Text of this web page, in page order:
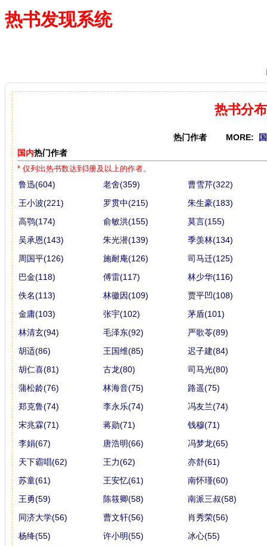
热书发现系统
热书分布
热门作者 MORE:
国内热门作者
* 仅列出热书数达到3册及以上的作者。
鲁迅(604) 老舍(359)
曹雪芹(322)
王小波(221)
罗贯中(215)
朱生豪(183)
高鹗(174)
俞敏洪(155)
莫言(155)
吴承恩(143)
朱光潜(139)
季羡林(134)
周国平(126)
施耐庵(126)
司马迁(125)
巴金(118)
傅雷(117)
林少华(116)
佚名(113)
林徽因(109)
贾平凹(108)
金庸(103)
张宇(102)
茅盾(101)
林清玄(94)
毛泽东(92)
严歌苓(89)
胡适(86)
王国维(85)
迟子建(84)
胡仁喜(81)
古龙(80)
司马光(80)
蒲松龄(76)
林海音(75)
路遥(75)
郑克鲁(74)
李永乐(74)
冯友兰(74)
宋兆霖(71)
蒋勋(71)
钱穆(71)
李娟(67)
唐浩明(66)
冯梦龙(65)
天下霸唱(62)
王力(62)
亦舒(61)
苏童(61)
王安忆(61)
南怀瑾(60)
王勇(59)
陈筱卿(58)
南派三叔(58)
同济大学(56)
曹文轩(56)
肖秀荣(56)
杨绛(55)
许小明(55)
冰心(55)